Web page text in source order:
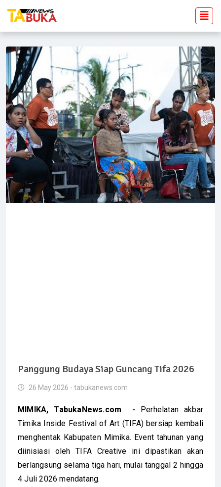
Panggung Budaya Siap Guncang Tifa 2026
26 May 2026 - tabukanews.com
MIMIKA, TabukaNews.com - Perhelatan akbar
Timika Inside Festival of Art (TIFA) bersiap kembali
menghentak Kabupaten Mimika. Event tahunan yang
diinisiasi oleh TIFA Creative ini dipastikan akan
berlangsung selama tiga hari, mulai tanggal 2 hingga
4 Juli 2026 mendatang.